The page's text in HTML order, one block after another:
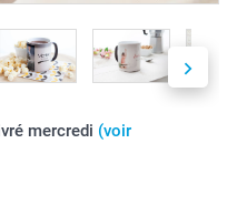
mercredi (voir